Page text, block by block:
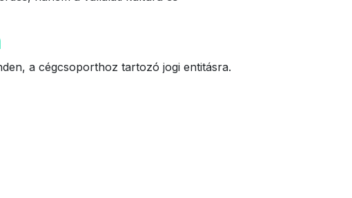
a cégcsoporthoz tartozó jogi entitásra.